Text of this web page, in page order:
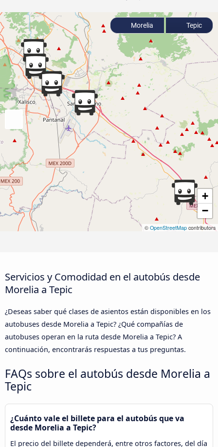
+
−
© OpenStreetMap contributors
Morelia Tepic
Servicios y Comodidad en el autobús desde
Morelia a Tepic
¿Deseas saber qué clases de asientos están disponibles en los
autobuses desde Morelia a Tepic? ¿Qué compañías de
autobuses operan en la ruta desde Morelia a Tepic? A
continuación, encontrarás respuestas a tus preguntas.
FAQs sobre el autobús desde Morelia a
Tepic
¿Cuánto vale el billete para el autobús que va
desde Morelia a Tepic?
El precio del billete dependerá, entre otros factores, del día